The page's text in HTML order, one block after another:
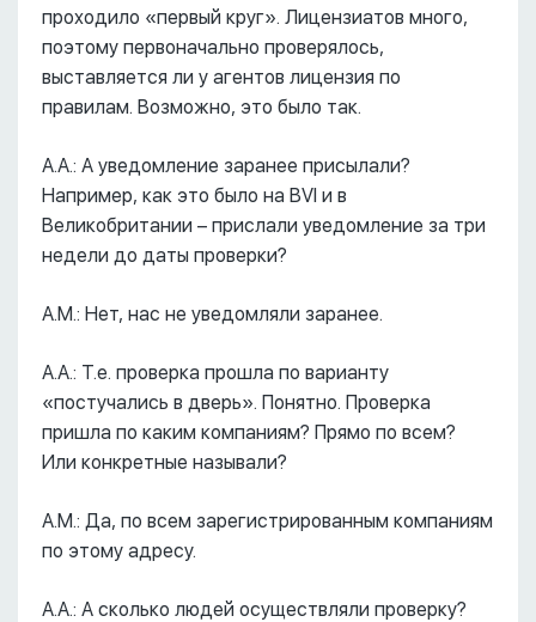
проходило «первый круг». Лицензиатов много,
поэтому первоначально проверялось,
выставляется ли у агентов лицензия по
правилам. Возможно, это было так.
А.А.: А уведомление заранее присылали?
Например, как это было на BVI и в
Великобритании – прислали уведомление за три
недели до даты проверки?
А.М.: Нет, нас не уведомляли заранее.
А.А.: Т.е. проверка прошла по варианту
«постучались в дверь». Понятно. Проверка
пришла по каким компаниям? Прямо по всем?
Или конкретные называли?
А.М.: Да, по всем зарегистрированным компаниям
по этому адресу.
А.А.: А сколько людей осуществляли проверку?